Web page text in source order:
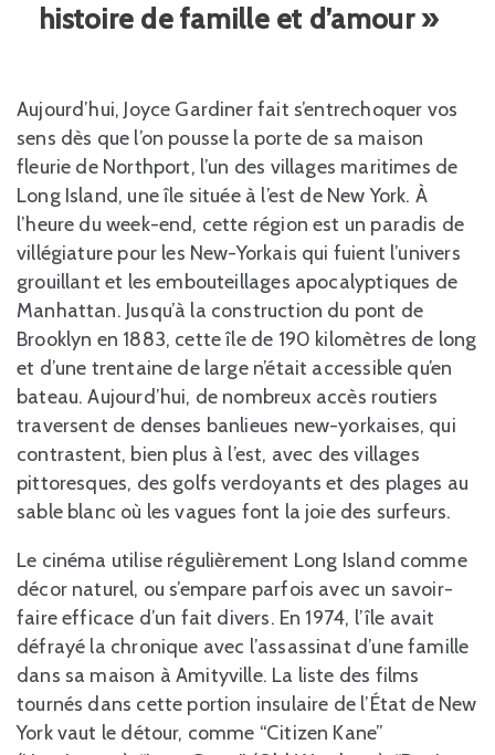
histoire de famille et d’amour »
Aujourd’hui, Joyce Gardiner fait s’entrechoquer vos
sens dès que l’on pousse la porte de sa maison
fleurie de Northport, l’un des villages maritimes de
Long Island, une île située à l’est de New York. À
l’heure du week-end, cette région est un paradis de
villégiature pour les New-Yorkais qui fuient l’univers
grouillant et les embouteillages apocalyptiques de
Manhattan. Jusqu’à la construction du pont de
Brooklyn en 1883, cette île de 190 kilomètres de long
et d’une trentaine de large n’était accessible qu’en
bateau. Aujourd’hui, de nombreux accès routiers
traversent de denses banlieues new-yorkaises, qui
contrastent, bien plus à l’est, avec des villages
pittoresques, des golfs verdoyants et des plages au
sable blanc où les vagues font la joie des surfeurs.
Le cinéma utilise régulièrement Long Island comme
décor naturel, ou s’empare parfois avec un savoir-
faire efficace d’un fait divers. En 1974, l’île avait
défrayé la chronique avec l’assassinat d’une famille
dans sa maison à Amityville. La liste des films
tournés dans cette portion insulaire de l’État de New
York vaut le détour, comme “Citizen Kane”